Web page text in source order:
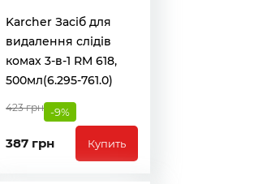
Karcher Засіб для
видалення слідів
комах 3-в-1 RM 618,
500мл(6.295-761.0)
423 грн -9%
387 грн Купить